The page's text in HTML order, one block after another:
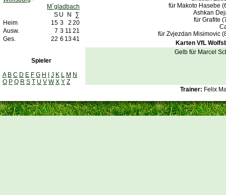
M´gladbach
S U N
∑
Heim
15 3 2 20
Ausw.
7 3 11 21
Ges.
22 6 1341
Spieler
A B C D E F G H J K L M N
O P Q R S T U V W X Y Z
für Makoto Hasebe
Ashkan
für Grafite
für Zvjezdan Misimovic
Karten VfL
Gelb für Marcel
Trainer: Felix